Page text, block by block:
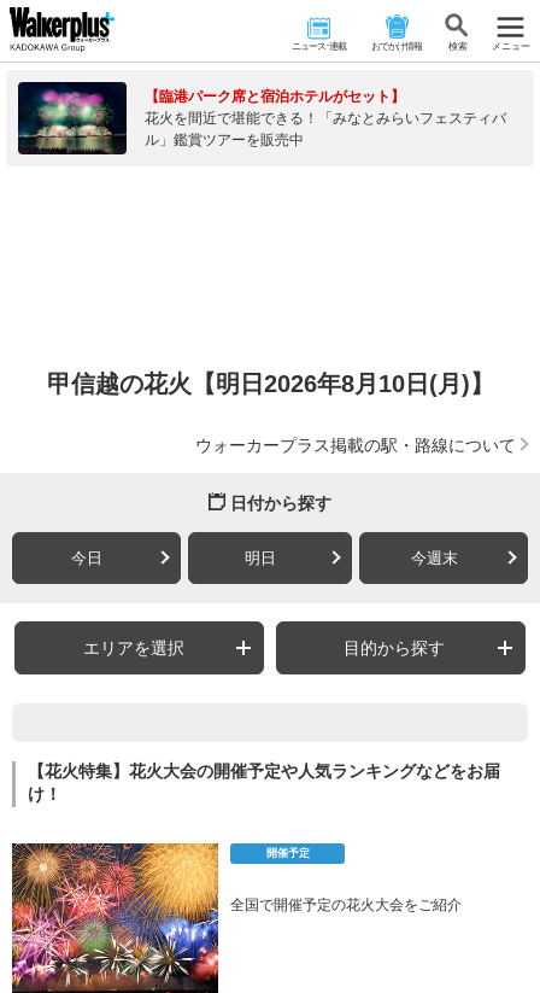
ニュース･連載 おでかけ情報 検 索 メニュー
【臨港パーク席と宿泊ホテルがセット】
花火を間近で堪能できる！「みなとみらいフェスティバ
ル」鑑賞ツアーを販売中
甲信越の花火【明日2026年8月10日(月)】
ウォーカープラス掲載の駅・路線について
日付から探す
今日 明日 今週末
エリアを選択 目的から探す
【花火特集】花火大会の開催予定や人気ランキングなどをお届
け！
開催予定
全国で開催予定の花火大会をご紹介